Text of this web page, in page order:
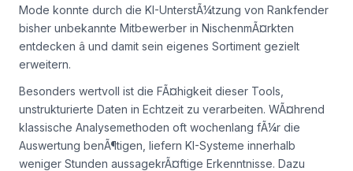
Mode konnte durch die KI-UnterstÃ¼tzung von Rankfender
bisher unbekannte Mitbewerber in NischenmÃ¤rkten
entdecken â und damit sein eigenes Sortiment gezielt
erweitern.
Besonders wertvoll ist die FÃ¤higkeit dieser Tools,
unstrukturierte Daten in Echtzeit zu verarbeiten. WÃ¤hrend
klassische Analysemethoden oft wochenlang fÃ¼r die
Auswertung benÃ¶tigen, liefern KI-Systeme innerhalb
weniger Stunden aussagekrÃ¤ftige Erkenntnisse. Dazu